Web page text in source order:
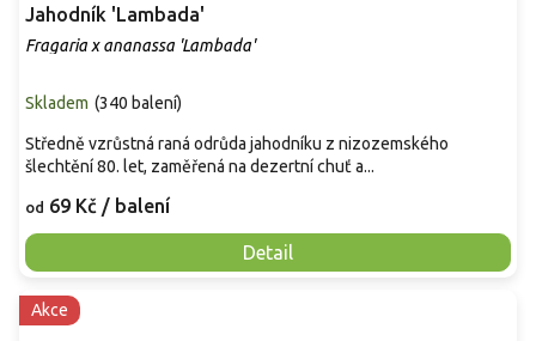
Jahodník 'Lambada'
Fragaria x ananassa 'Lambada'
Skladem (340 balení)
od 69 Kč / balení
Detail
Středně vzrůstná raná odrůda jahodníku z nizozemského
šlechtění 80. let, zaměřená na dezertní chuť a...
Akce